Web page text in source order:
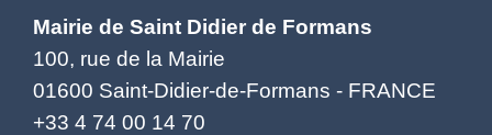
Mairie de Saint Didier de Formans
100, rue de la Mairie
01600 Saint-Didier-de-Formans - FRANCE
+33 4 74 00 14 70